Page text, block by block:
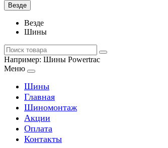
Везде
Везде
Шины
Например: Шины Powertrac
Меню
Шины
Главная
Шиномонтаж
Акции
Оплата
Контакты